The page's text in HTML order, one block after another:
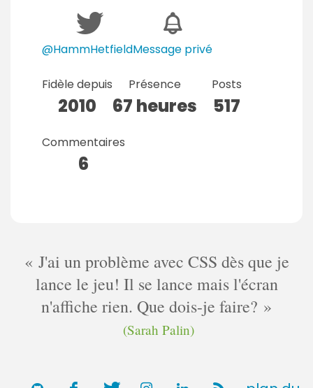
@HammHetfieldMessage privé
Fidèle depuis
2010
Présence
67 heures
Posts
517
Commentaires
6
J'ai un problème avec CSS dès que je
lance le jeu! Il se lance mais l'écran
n'affiche rien. Que dois-je faire?
(Sarah Palin)